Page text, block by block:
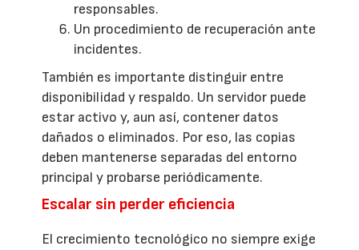
responsables.
Un procedimiento de recuperación ante
incidentes.
También es importante distinguir entre
disponibilidad y respaldo. Un servidor puede
estar activo y, aun así, contener datos
dañados o eliminados. Por eso, las copias
deben mantenerse separadas del entorno
principal y probarse periódicamente.
Escalar sin perder eficiencia
El crecimiento tecnológico no siempre exige